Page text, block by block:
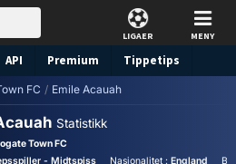
LIGAER MENY
API Premium Tippetips
FC / Emile Acauah
Statistikk
Town FC
- Midtspiss Nasjonalitet :England